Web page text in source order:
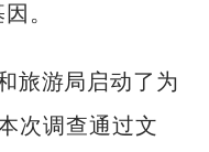
。
旅游局启动了为
次调查通过文